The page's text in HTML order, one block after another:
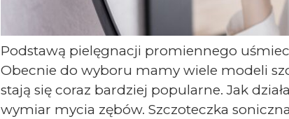
Podstawą pielęgnacji promiennego
Obecnie do wyboru mamy wiele modeli
stają się coraz bardziej popularne. Jak
wymiar mycia zębów. Szczoteczka